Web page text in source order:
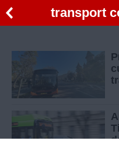
transport